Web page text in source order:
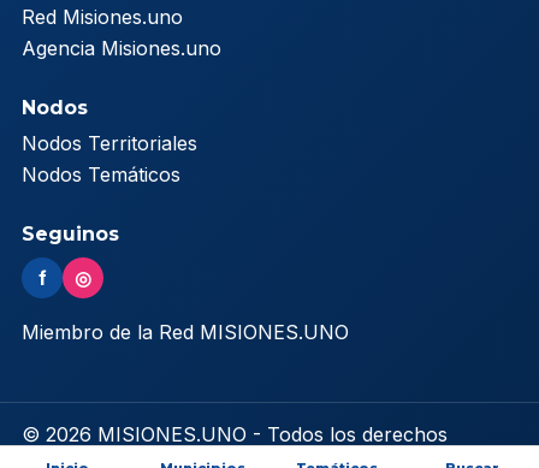
Red Misiones.uno
Agencia Misiones.uno
Nodos
Nodos Territoriales
Nodos Temáticos
Seguinos
f ◎
Miembro de la Red MISIONES.UNO
© 2026 MISIONES.UNO - Todos los derechos
reservados